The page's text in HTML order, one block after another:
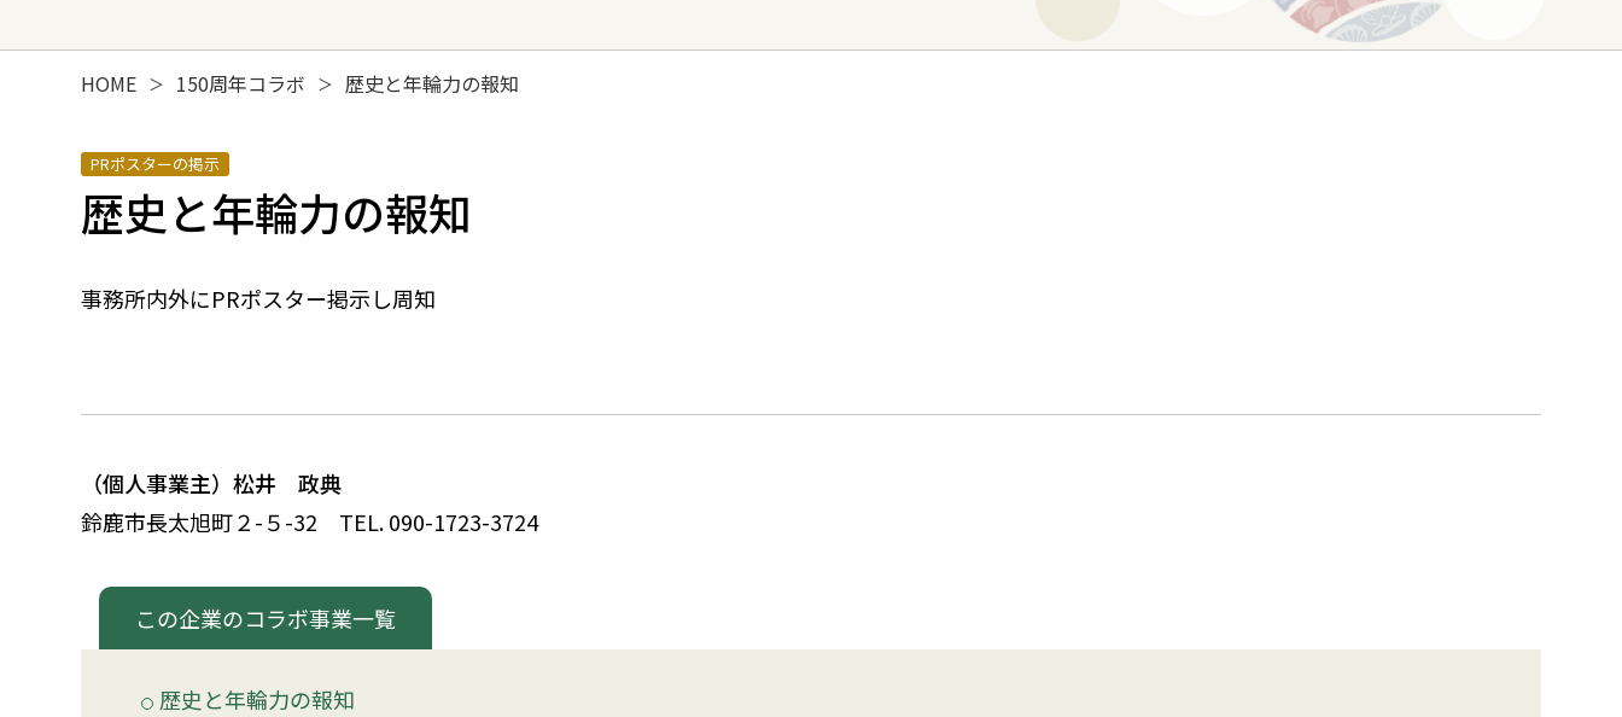
HOME ＞ 150周年コラボ ＞ 歴史と年輪力の報知
PRポスターの掲示
歴史と年輪力の報知
事務所内外にPRポスター掲示し周知
（個人事業主）松井 政典
鈴鹿市長太旭町２-５-32 TEL. 090-1723-3724
この企業のコラボ事業一覧
歴史と年輪力の報知